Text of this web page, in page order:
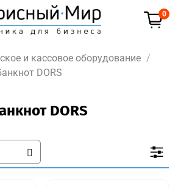
0
и кассовое оборудование
DORS
DORS